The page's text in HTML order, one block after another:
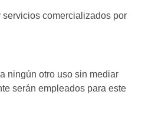
comercializados por
ningún otro uso sin mediar
serán empleados para este